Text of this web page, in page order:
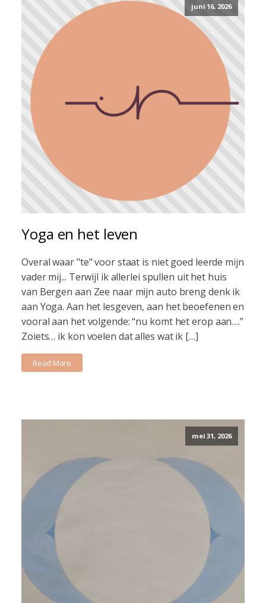
juni 16, 2026
Yoga en het leven
Overal waar "te" voor staat is niet goed leerde mijn
vader mij... Terwijl ik allerlei spullen uit het huis
van Bergen aan Zee naar mijn auto breng denk ik
aan Yoga. Aan het lesgeven, aan het beoefenen en
vooral aan het volgende: “nu komt het erop aan….”
Zoiets… ik kon voelen dat alles wat ik […]
Read More
mei 31, 2026